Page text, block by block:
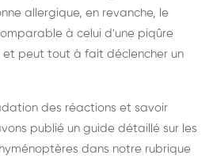
allergique, en revanche, le
à celui d'une piqûre
peut tout à fait déclencher un
des réactions et savoir
publié un guide détaillé sur les
dans notre rubrique